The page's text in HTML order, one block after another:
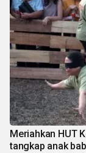
Meriahkan HUT
tangkap anak